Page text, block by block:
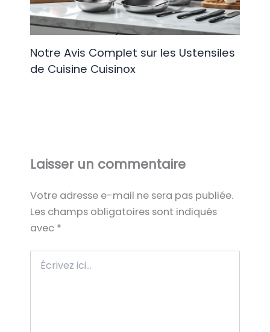
Notre Avis Complet sur les Ustensiles
de Cuisine Cuisinox
Laisser un commentaire
Votre adresse e-mail ne sera pas publiée.
Les champs obligatoires sont indiqués
avec *
ici…